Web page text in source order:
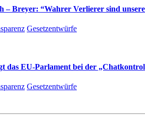
Breyer: “Wahrer Verlierer sind
Gesetzentwürfe
das EU-Parlament bei der
Gesetzentwürfe